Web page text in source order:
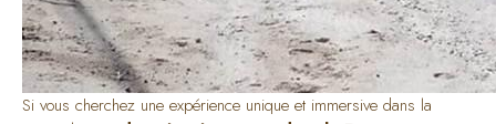
Si vous cherchez une expérience unique et immersive dans la